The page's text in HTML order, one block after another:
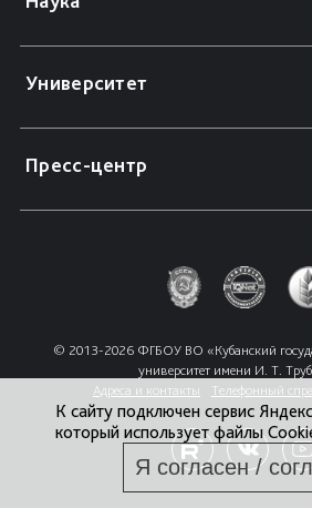
Университет
Пресс-центр
© 2013-2026 ФГБОУ ВО «Кубанский
университет имени И. Т.
Адреса и контакты
Телефонный
К сайту подключен сервис
который использует файлы
Я согласен /